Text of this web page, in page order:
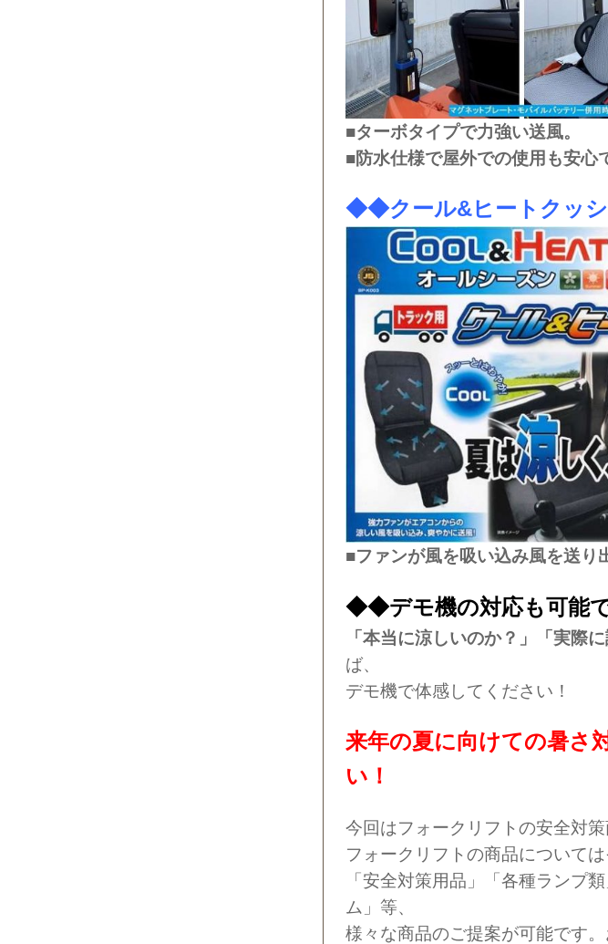
■ターボタイプで力強い送風。
■防水仕様で屋外での使用も安心
◆◆クール&ヒートクッ
■ファンが風を吸い込み風を送り
◆◆デモ機の対応も可能
「本当に涼しいのか？」「実際に
ば、
デモ機で体感してください！
来年の夏に向けての暑さ
い！
今回はフォークリフトの安全対策
フォークリフトの商品について
「安全対策用品」「各種ランプ
ム」等、
様々な商品のご提案が可能です